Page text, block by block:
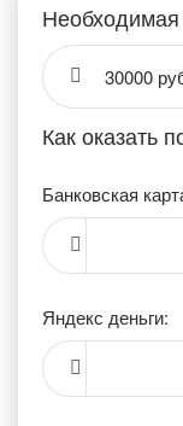
30000
Как оказать
Банковская
Яндекс деньги: